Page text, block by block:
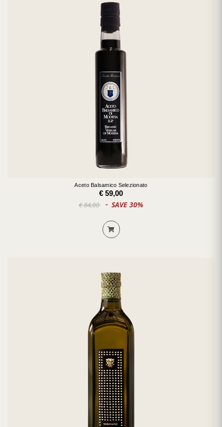
Aceto Balsamico Selezionato
€ 59,00
€ 84,00 SAVE 30%